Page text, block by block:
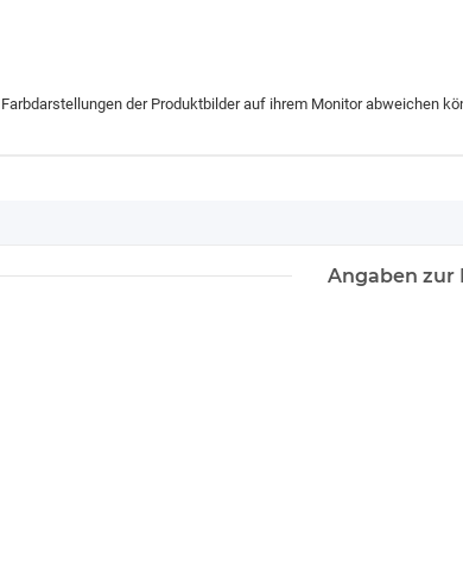
der Produktbilder auf ihrem Monitor abweichen
Angaben zur